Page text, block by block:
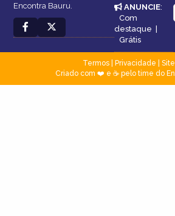
Encontra Bauru.
ANUNCIE:
Com
destaque
Grátis
Termos| Privacidade
Criado com ❤️ e ☕ pelo time do